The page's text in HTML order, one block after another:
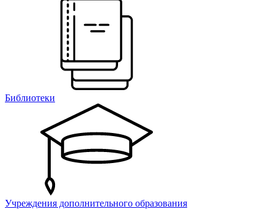
Библиотеки
Учреждения дополнительного образования